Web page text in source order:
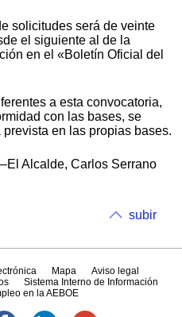
solicitudes será de veinte
el siguiente al de la
en el «Boletín Oficial del
a esta convocatoria,
con las bases, se
en las propias bases.
Alcalde, Carlos Serrano
subir
Mapa
Aviso legal
Sistema Interno de Información
en la AEBOE